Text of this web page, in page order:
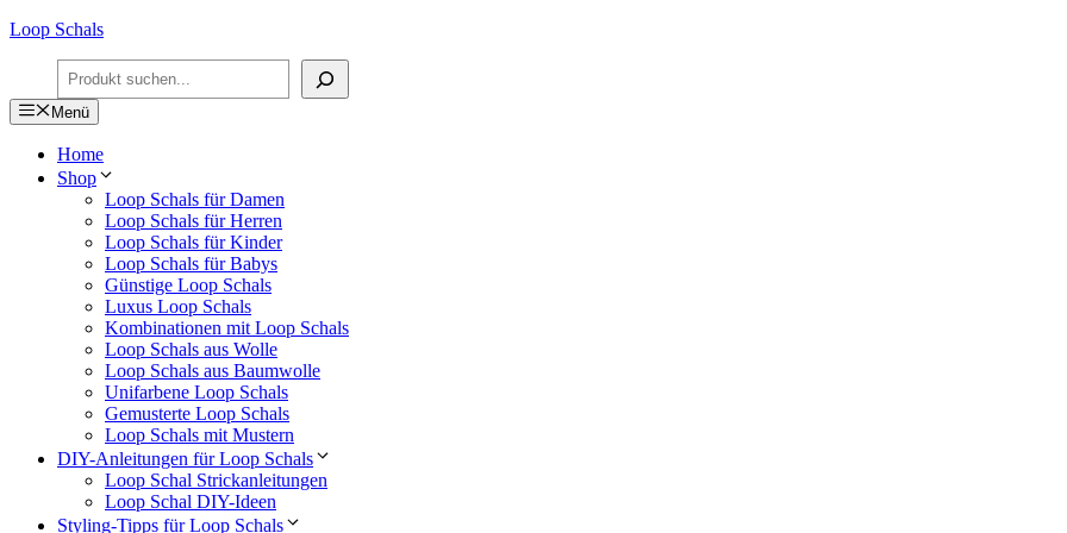
Zum
springen
Loop Schals
Suchen
Menü
Home
Shop
Loop Schals für Damen
Loop Schals für Herren
Loop Schals für Kinder
Loop Schals für Babys
Günstige Loop Schals
Luxus Loop Schals
Kombinationen mit Loop Schals
Loop Schals aus Wolle
Loop Schals aus Baumwolle
Unifarbene Loop Schals
Gemusterte Loop Schals
Loop Schals mit Mustern
DIY-Anleitungen für Loop Schals
Loop Schal Strickanleitungen
Loop Schal DIY-Ideen
Styling-Tipps für Loop Schals